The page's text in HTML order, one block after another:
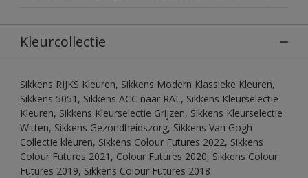
Kleurcollectie
Sikkens RIJKS Kleuren, Sikkens Modern Klassieke Kleuren,
Sikkens 5051, Sikkens ACC naar RAL, Sikkens Kleurselectie
Kleuren, Sikkens Kleurselectie Grijzen, Sikkens Kleurselectie
Witten, Sikkens Gezondheidszorg, Sikkens Van Gogh
Collectie kleuren, Sikkens Colour Futures 2022, Sikkens
Colour Futures 2021, Colour Futures 2020, Sikkens Colour
Futures 2019, Sikkens Colour Futures 2018